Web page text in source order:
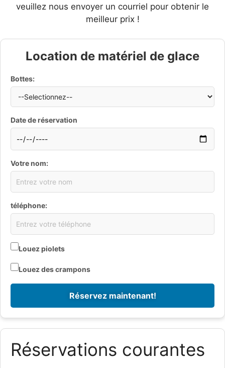
veuillez nous envoyer un courriel pour obtenir le
meilleur prix !
Location de matériel de glace
Bottes:
Date de réservation
Votre nom:
téléphone:
Louez piolets
Louez des crampons
Réservez maintenant!
Réservations courantes